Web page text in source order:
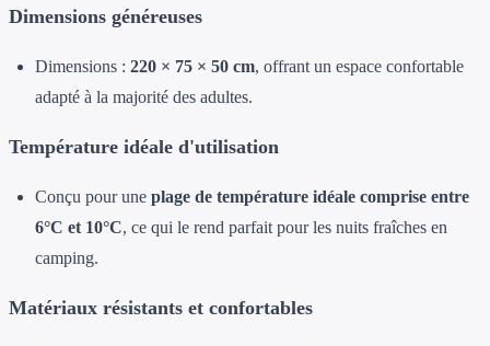
Dimensions généreuses
Dimensions : 220 × 75 × 50 cm, offrant un espace confortable
adapté à la majorité des adultes.
Température idéale d'utilisation
Conçu pour une plage de température idéale comprise entre
6°C et 10°C, ce qui le rend parfait pour les nuits fraîches en
camping.
Matériaux résistants et confortables